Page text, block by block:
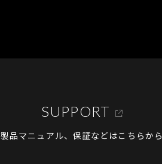
SUPPORT
製品マニュアル、保証などはこちらから